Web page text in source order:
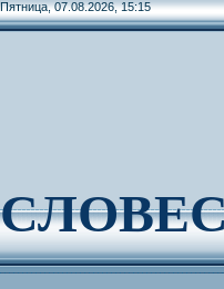
Пятница, 07.08.2026, 15:15